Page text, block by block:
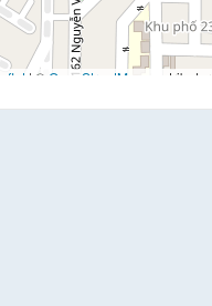
| © OpenStreetMap contributors